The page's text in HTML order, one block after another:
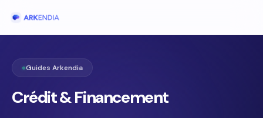
Guides Arkendia
Crédit & Financement